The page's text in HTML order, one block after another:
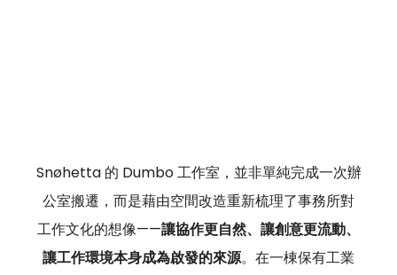
Snøhetta 的 Dumbo 工作室，並非單純完成一次辦
公室搬遷，而是藉由空間改造重新梳理了事務所對
工作文化的想像——讓協作更自然、讓創意更流動、
讓工作環境本身成為啟發的來源。在一棟保有工業